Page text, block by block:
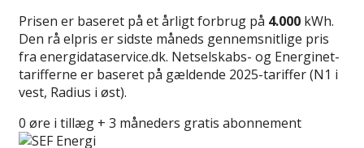
Prisen er baseret på et årligt forbrug på 4.000 kWh.
Den rå elpris er sidste måneds gennemsnitlige pris
fra energidataservice.dk. Netselskabs- og Energinet-
tarifferne er baseret på gældende 2025-tariffer (N1 i
vest, Radius i øst).
0 øre i tillæg + 3 måneders gratis abonnement